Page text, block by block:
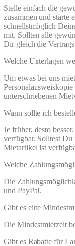
Stelle einfach die
zusammen und starte
schnellstmöglich
mit. Sollten alle
Dir gleich die
Welche Unterlagen
Um etwas bei uns
unterschriebenen
Wann sollte ich
Je früher, desto
verfügbar. Solltest Du
Mietartikel ist
Welche
Die
und PayPal.
Gibt es eine
Die Mindestmietzeit
Gibt es Rabatte für